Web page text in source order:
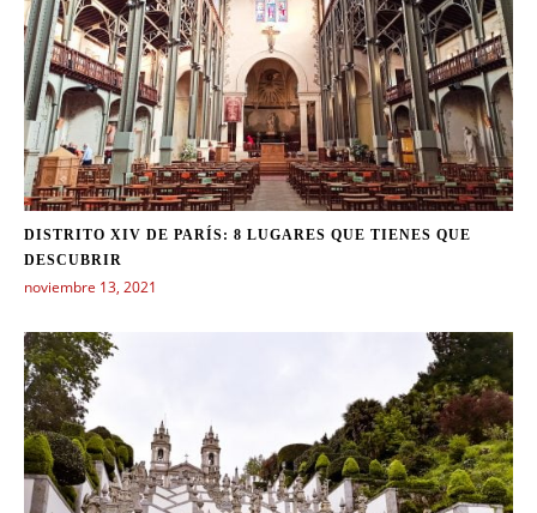
DISTRITO XIV DE PARÍS: 8 LUGARES QUE TIENES QUE
DESCUBRIR
noviembre 13, 2021